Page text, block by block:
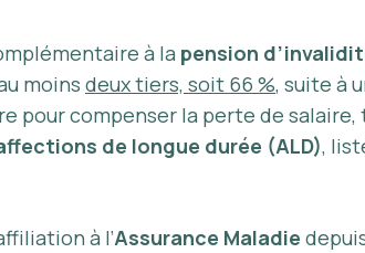
à la pension
moins deux tiers, soit 66 %, suite à
pour compenser la perte de
de longue durée (ALD),
à l’Assurance Maladie